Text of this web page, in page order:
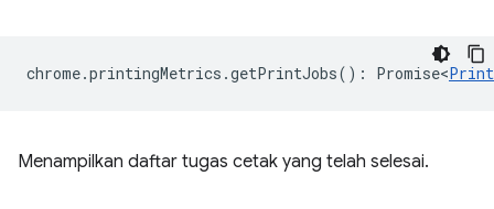
chrome.printingMetrics .getPrintJobs() : Promise<
Menampilkan daftar tugas cetak yang telah selesai.